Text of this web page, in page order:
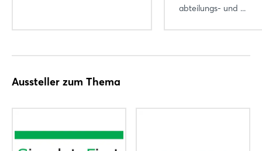
abteilungs- und ...
Aussteller zum Thema